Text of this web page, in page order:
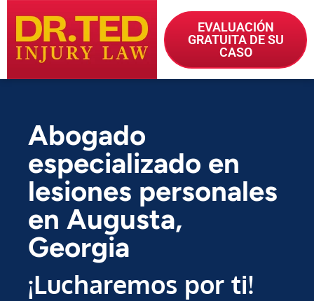
EVALUACIÓN
GRATUITA DE SU
CASO
Abogado
especializado en
lesiones personales
en Augusta,
Georgia
¡Lucharemos por ti!